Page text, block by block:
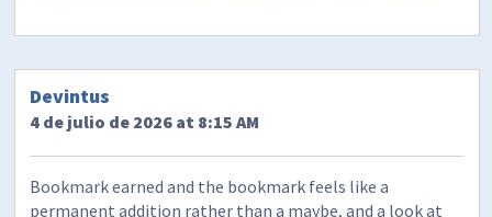
Devintus
4 de julio de 2026 at 8:15 AM
Bookmark earned and the bookmark feels like a
permanent addition rather than a maybe, and a look at